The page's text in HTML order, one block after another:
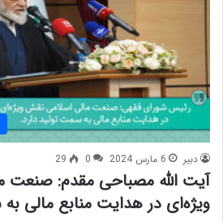
دبیر 6 مارس 2024 0
29
آیت الله مصباحی مقدم: صنعت
ویژه‌ای در هدایت منابع مالی